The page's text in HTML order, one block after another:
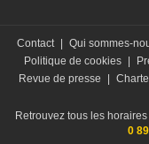
Contact | Qui sommes-
Politique de cookies |
Revue de presse
|
Retrouvez tous les
0